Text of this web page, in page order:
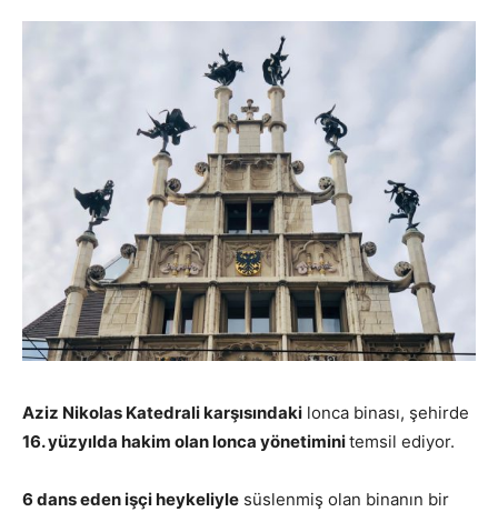
Aziz Nikolas Katedrali karşısındaki lonca binası, şehirde
16. yüzyılda hakim olan lonca yönetiminitemsil ediyor.
6 dans eden işçi heykeliyle süslenmiş olan binanın bir